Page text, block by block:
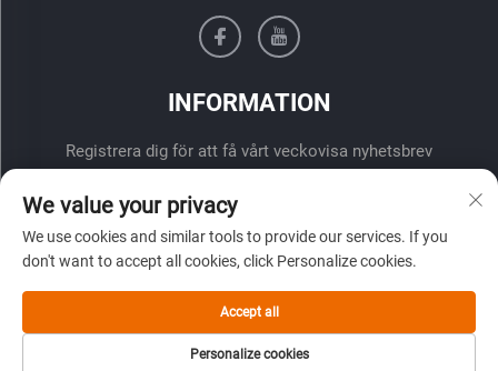
INFORMATION
Registrera dig för att få vårt veckovisa nyhetsbrev
ÖVERLÄMNA
We value your privacy
We use cookies and similar tools to provide our services. If you
don't want to accept all cookies, click Personalize cookies.
Personalize cookies
Accept all